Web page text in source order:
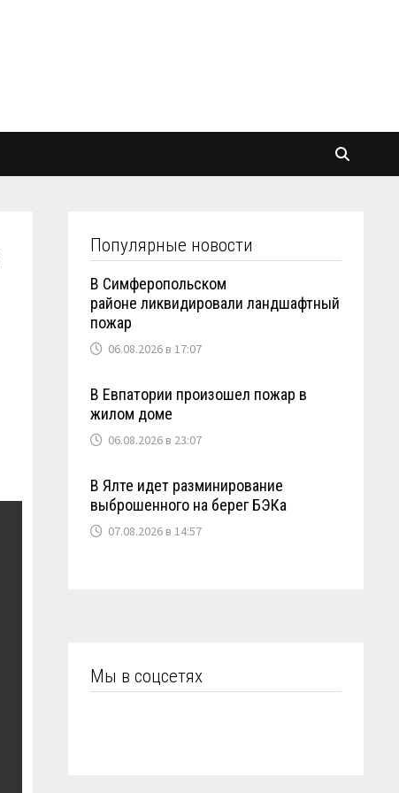
Популярные новости
В Симферопольском
районе ликвидировали ландшафтный
пожар
06.08.2026 в 17:07
В Евпатории произошел пожар в
жилом доме
06.08.2026 в 23:07
В Ялте идет разминирование
выброшенного на берег БЭКа
07.08.2026 в 14:57
Мы в соцсетях